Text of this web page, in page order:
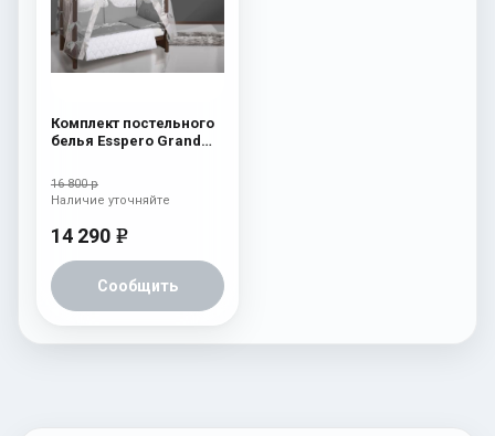
Комплект постельного
белья Esspero Grand
16 800 р
14 290 e
Сообщить
Наличие уточняйте